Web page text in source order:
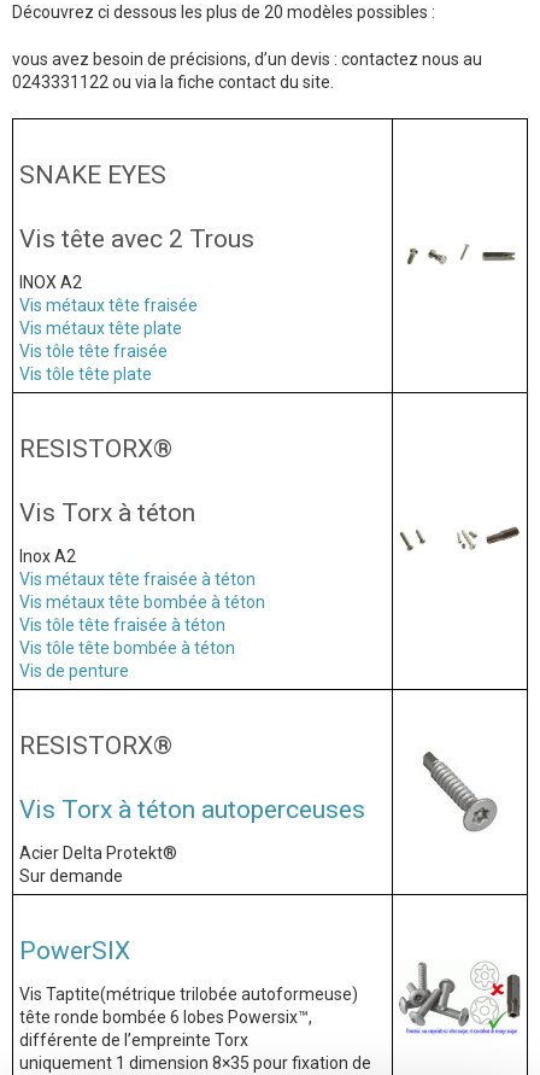
Découvrez ci dessous les plus de 20 modèles possibles :
vous avez besoin de précisions, d’un devis : contactez nous au
0243331122 ou via la fiche contact du site.
SNAKE EYES
Vis tête avec 2 Trous
INOX A2
Vis métaux tête fraisée
Vis métaux tête plate
Vis tôle tête fraisée
Vis tôle tête plate
RESISTORX®
Vis Torx à téton
Inox A2
Vis métaux tête fraisée à téton
Vis métaux tête bombée à téton
Vis tôle tête fraisée à téton
Vis tôle tête bombée à téton
Vis de penture
RESISTORX®
Vis Torx à téton autoperceuses
Acier Delta Protekt®
Sur demande
PowerSIX
Vis Taptite(métrique trilobée autoformeuse)
tête ronde bombée 6 lobes Powersix™,
différente de l’empreinte Torx
uniquement 1 dimension 8×35 pour fixation de